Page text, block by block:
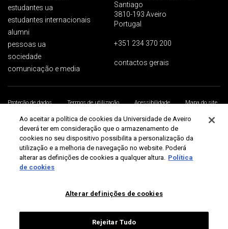
estudantes ua
estudantes internacionais
alumni
pessoas ua
sociedade
comunicação e media
Santiago
3810-193 Aveiro
Portugal
+351 234 370 200
contactos gerais
Proteção de dados Termos de utilização Acessibilidade
Mapa do site
Universidade de Aveiro 2026
Ao aceitar a política de cookies da Universidade de Aveiro
deverá ter em consideração que o armazenamento de
cookies no seu dispositivo possibilita a personalização da
utilização e a melhoria de navegação no website. Poderá
alterar as definições de cookies a qualquer altura. Política
de cookies
Alterar definições de cookies
Rejeitar Tudo